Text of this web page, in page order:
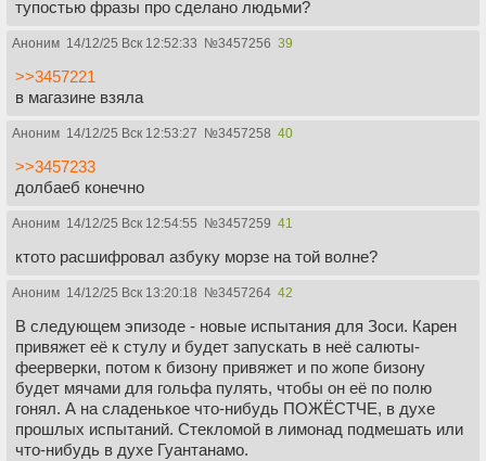
тупостью фразы про сделано людьми?
Аноним 14/12/25 Вск 12:52:33 №3457256 39
>>3457221
в магазине взяла
Аноним 14/12/25 Вск 12:53:27 №3457258 40
>>3457233
долбаеб конечно
Аноним 14/12/25 Вск 12:54:55 №3457259 41
ктото расшифровал азбуку морзе на той волне?
Аноним 14/12/25 Вск 13:20:18 №3457264 42
В следующем эпизоде - новые испытания для Зоси. Карен
привяжет её к стулу и будет запускать в неё салюты-
феерверки, потом к бизону привяжет и по жопе бизону
будет мячами для гольфа пулять, чтобы он её по полю
гонял. А на сладенькое что-нибудь ПОЖЁСТЧЕ, в духе
прошлых испытаний. Стекломой в лимонад подмешать или
что-нибудь в духе Гуантанамо.